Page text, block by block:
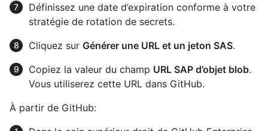
Définissez une date d’expiration conforme à votre
stratégie de rotation de secrets.
Cliquez sur Générer une URL et un jeton SAS.
Copiez la valeur du champ URL SAP d’objet blob.
Vous utiliserez cette URL dans GitHub.
À partir de GitHub: